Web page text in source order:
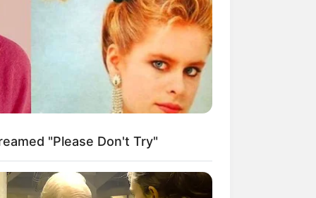
Ngakak, 10 Potret
Murah Pakai Bahan
"Please Don't Try"